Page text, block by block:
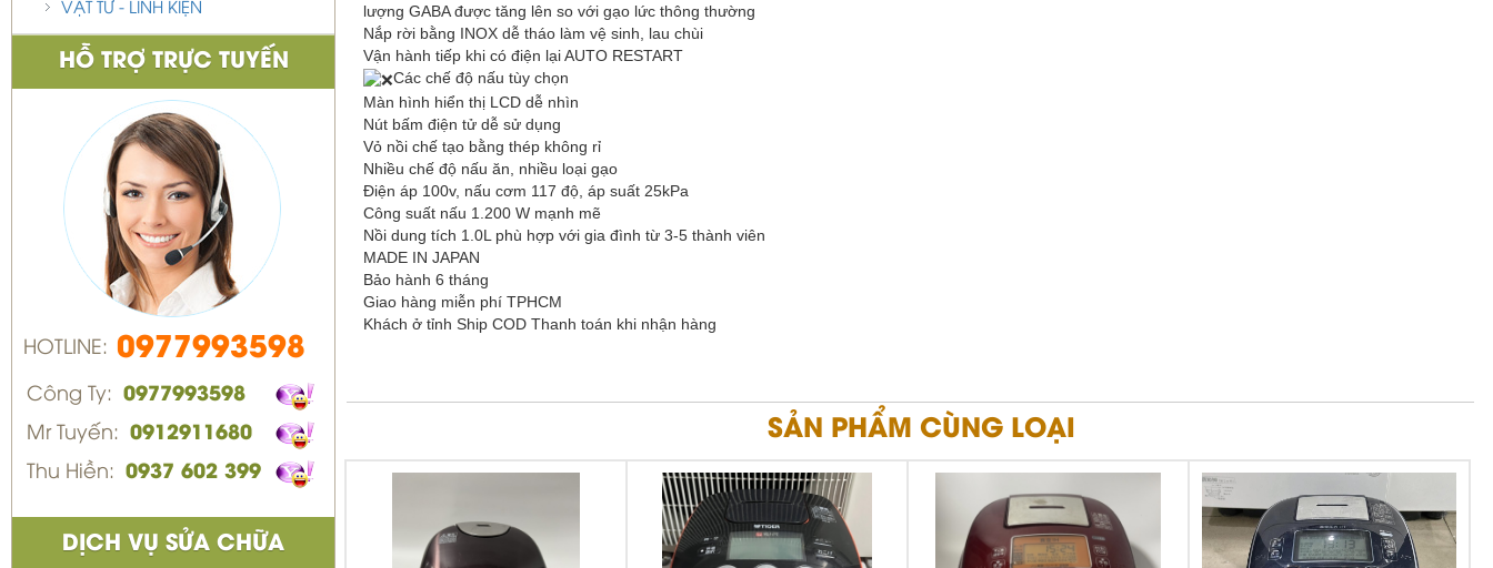
VẬT TƯ - LINH KIỆN
HỖ TRỢ TRỰC TUYẾN
HOTLINE: 0977993598
Công Ty: 0977993598
Mr Tuyến: 0912911680
Thu Hiền: 0937 602 399
DỊCH VỤ SỬA CHỮA
lượng GABA được tăng lên so với gạo lức thông thường
Nắp rời bằng INOX dễ tháo làm vệ sinh, lau chùi
Vận hành tiếp khi có điện lại AUTO RESTART
Các chế độ nấu tùy chọn
Màn hình hiển thị LCD dễ nhìn
Nút bấm điện tử dễ sử dụng
Vỏ nồi chế tạo bằng thép không rỉ
Nhiều chế độ nấu ăn, nhiều loại gạo
Điện áp 100v, nấu cơm 117 độ, áp suất 25kPa
Công suất nấu 1.200 W mạnh mẽ
Nồi dung tích 1.0L phù hợp với gia đình từ 3-5 thành viên
MADE IN JAPAN
Bảo hành 6 tháng
Giao hàng miễn phí TPHCM
Khách ở tỉnh Ship COD Thanh toán khi nhận hàng
SẢN PHẨM CÙNG LOẠI